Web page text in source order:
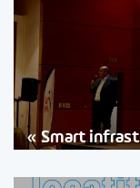
« Smart